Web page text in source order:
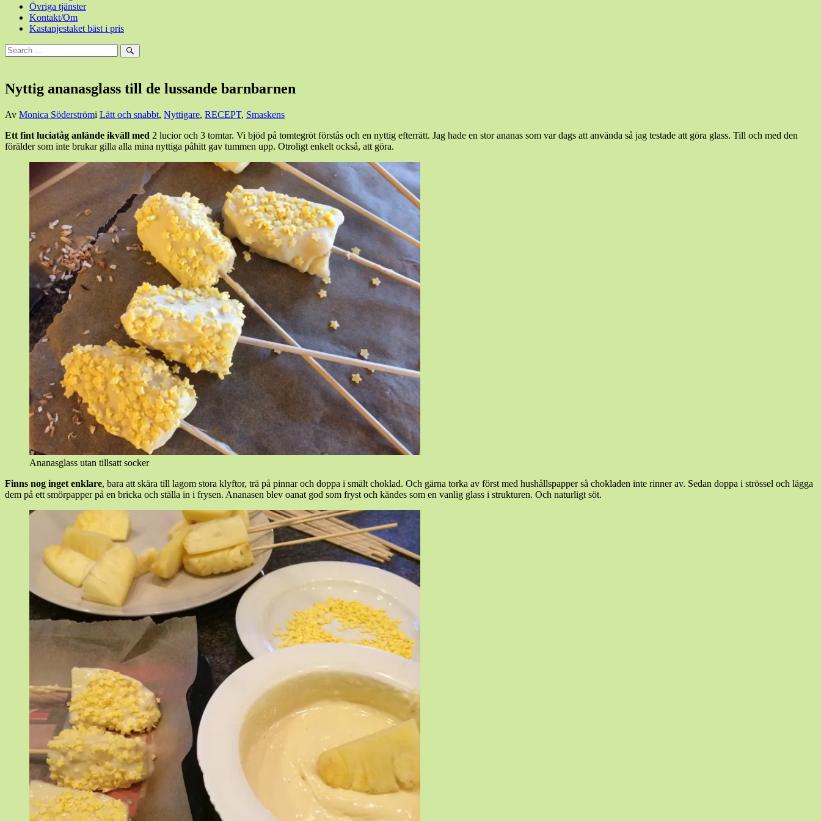
Övriga tjänster
Kontakt/Om
Kastanjestaket bäst i pris
Sök
efter:
Sök
Nyttig ananasglass till de lussande barnbarnen
Den
december,
2017
Av Monica Söderströmi Lätt och snabbt, Nyttigare, RECEPT, Smaskens
Ett fint luciatåg anlände ikväll med 2 lucior och 3 tomtar. Vi bjöd på tomtegröt förstås och en nyttig efterrätt. Jag hade en stor ananas som var dags att använda så jag testade att göra glass. Till och med den
förälder som inte brukar gilla alla mina nyttiga påhitt gav tummen upp. Otroligt enkelt också, att göra.
Ananasglass utan tillsatt socker
Finns nog inget enklare, bara att skära till lagom stora klyftor, trä på pinnar och doppa i smält choklad. Och gärna torka av först med hushållspapper så chokladen inte rinner av. Sedan doppa i strössel och lägga
dem på ett smörpapper på en bricka och ställa in i frysen. Ananasen blev oanat god som fryst och kändes som en vanlig glass i strukturen. Och naturligt söt.